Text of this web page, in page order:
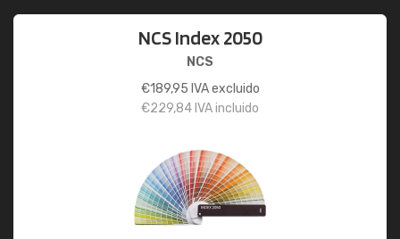
NCS Index 2050
NCS
€189,95 IVA excluido
€229,84 IVA incluido